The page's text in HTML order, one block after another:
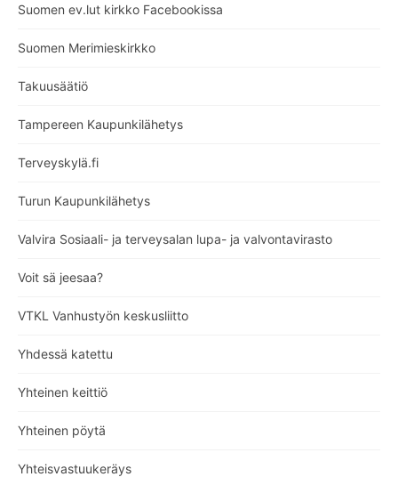
Suomen ev.lut kirkko Facebookissa
Suomen Merimieskirkko
Takuusäätiö
Tampereen Kaupunkilähetys
Terveyskylä.fi
Turun Kaupunkilähetys
Valvira Sosiaali- ja terveysalan lupa- ja valvontavirasto
Voit sä jeesaa?
VTKL Vanhustyön keskusliitto
Yhdessä katettu
Yhteinen keittiö
Yhteinen pöytä
Yhteisvastuukeräys